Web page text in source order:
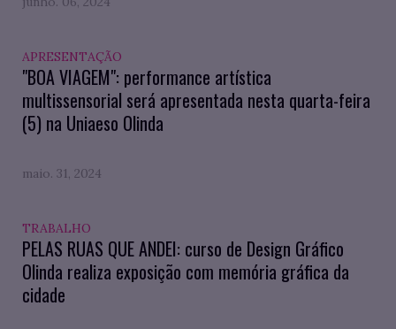
APRESENTAÇÃO
"BOA VIAGEM": performance artística
multissensorial será apresentada nesta quarta-feira
(5) na Uniaeso Olinda
maio. 31, 2024
TRABALHO
PELAS RUAS QUE ANDEI: curso de Design Gráfico
Olinda realiza exposição com memória gráfica da
cidade